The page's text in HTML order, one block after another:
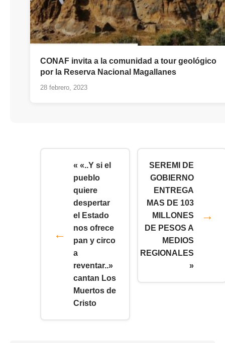
CONAF invita a la comunidad a tour geológico
por la Reserva Nacional Magallanes
28 febrero, 2023
« «..Y si el
pueblo
quiere
despertar
el Estado
nos ofrece
pan y circo
a
reventar..»
cantan Los
Muertos de
Cristo
SEREMI DE
GOBIERNO
ENTREGA
MAS DE 103
MILLONES
DE PESOS A
MEDIOS
REGIONALES
»